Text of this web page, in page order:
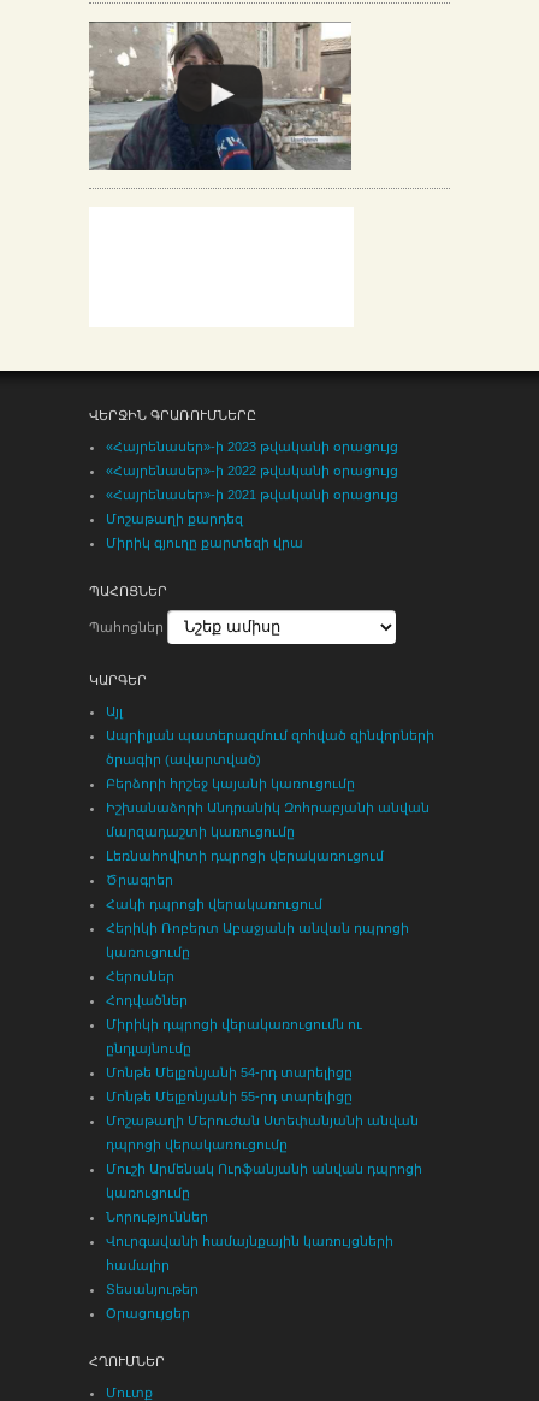
ՎԵՐՋԻՆ ԳՐԱՌՈՒՄՆԵՐԸ
«Հայրենասեր»-ի 2023 թվականի օրացույց
«Հայրենասեր»-ի 2022 թվականի օրացույց
«Հայրենասեր»-ի 2021 թվականի օրացույց
Մոշաթաղի քարդեզ
Միրիկ գյուղը քարտեզի վրա
ՊԱՀՈՑՆԵՐ
Պահոցներ
ԿԱՐԳԵՐ
Այլ
Ապրիլյան պատերազմում զոհված զինվորների
ծրագիր (ավարտված)
Բերձորի հրշեջ կայանի կառուցումը
Իշխանաձորի Անդրանիկ Զոհրաբյանի անվան
մարզադաշտի կառուցումը
Լեռնահովիտի դպրոցի վերակառուցում
Ծրագրեր
Հակի դպրոցի վերակառուցում
Հերիկի Ռոբերտ Աբաջյանի անվան դպրոցի
կառուցումը
Հերոսներ
Հոդվածներ
Միրիկի դպրոցի վերակառուցումն ու
ընդլայնումը
Մոնթե Մելքոնյանի 54-րդ տարելիցը
Մոնթե Մելքոնյանի 55-րդ տարելիցը
Մոշաթաղի Մերուժան Ստեփանյանի անվան
դպրոցի վերակառուցումը
Մուշի Արմենակ Ուրֆանյանի անվան դպրոցի
կառուցումը
Նորություններ
Վուրգավանի համայնքային կառույցների
համալիր
Տեսանյութեր
Օրացույցեր
ՀՂՈՒՄՆԵՐ
Մուտք